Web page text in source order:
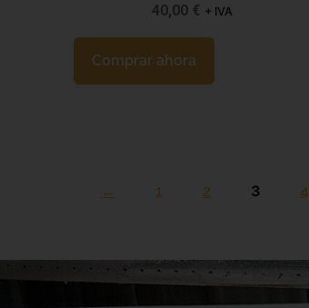
40,00 € + IVA
Comprar ahora
← 1 2 3 4